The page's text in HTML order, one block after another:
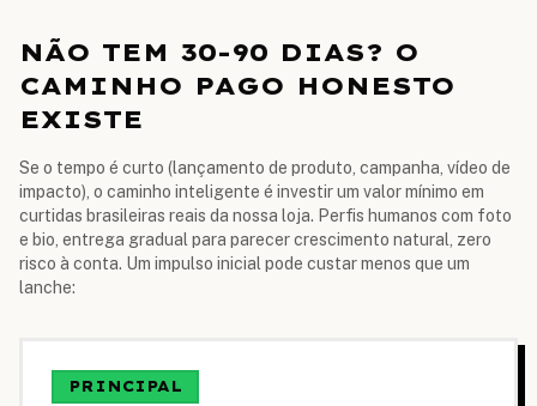
NÃO TEM 30-90 DIAS? O
CAMINHO PAGO HONESTO
EXISTE
Se o tempo é curto (lançamento de produto, campanha, vídeo de
impacto), o caminho inteligente é investir um valor mínimo em
curtidas brasileiras reais da nossa loja. Perfis humanos com foto
e bio, entrega gradual para parecer crescimento natural, zero
risco à conta. Um impulso inicial pode custar menos que um
lanche:
PRINCIPAL